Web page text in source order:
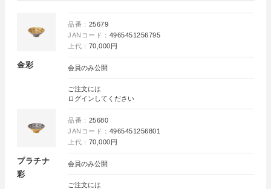
金彩
品番： 25679
JANコード： 4965451256795
上代： 70,000円
会員のみ公開
ご注文には
ログイン してください
プラチナ
彩
品番： 25680
JANコード： 4965451256801
上代： 70,000円
会員のみ公開
ご注文には